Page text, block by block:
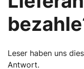
Leser haben uns
Antwort.